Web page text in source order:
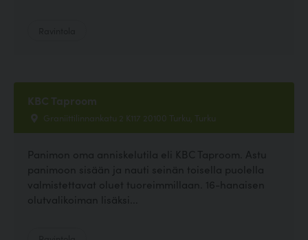
KBC Taproom
Graniittilinnankatu 2 K117 20100 Turku, Turku
Panimon oma anniskelutila eli KBC Taproom. Astu
panimoon sisään ja nauti seinän toisella puolella
valmistettavat oluet tuoreimmillaan. 16-hanaisen
olutvalikoiman lisäksi...